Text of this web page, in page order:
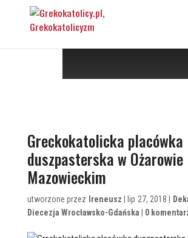
Greckokatolicka placówka
duszpasterska w Ożarowie
Mazowieckim
utworzone przez Ireneusz | lip 27, 2018 |
Diecezja Wrocławsko-Gdańska
0